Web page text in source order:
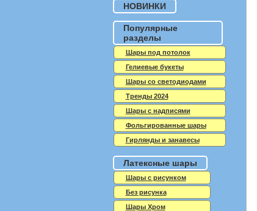
НОВИНКИ
Популярные
разделы
Шары под потолок
Гелиевые букеты
Шары со светодиодами
Тренды 2024
Шары с надписями
Фольгированные шары
Гирлянды и занавесы
Латексные шары
Шары с рисунком
Без рисунка
Шары Хром